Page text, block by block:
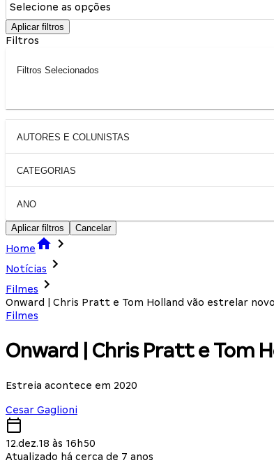
Selecione as opções
Aplicar filtros
Filtros
Filtros Selecionados
AUTORES E COLUNISTAS
CATEGORIAS
ANO
Aplicar filtros Cancelar
Home
Notícias
Filmes
Onward | Chris Pratt e Tom Holland vão estrelar
Filmes
Onward | Chris Pratt e Tom
Estreia acontece em 2020
Cesar Gaglioni
12.dez.18 às 16h50
Atualizado há cerca de 7 anos